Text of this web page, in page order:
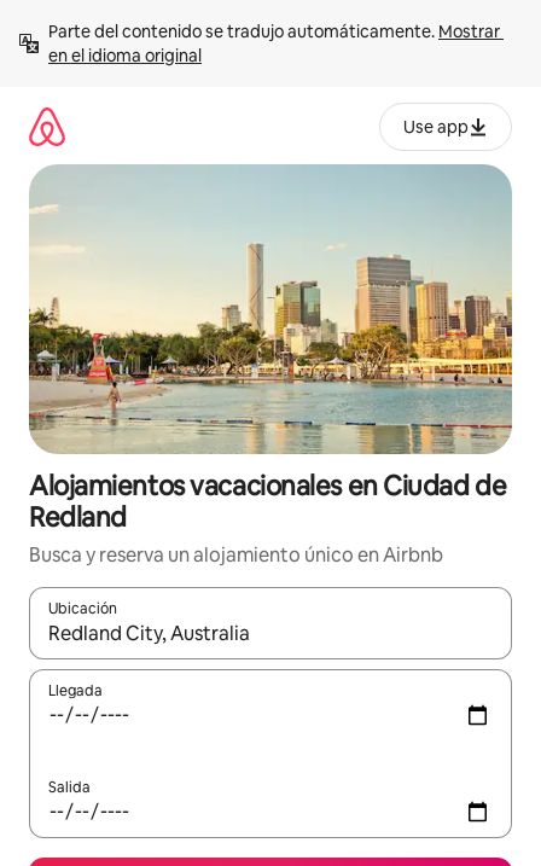
contenido
Parte del contenido se tradujo automáticamente. Mostrar
en el idioma original
Use app
Alojamientos vacacionales en Ciudad de
Redland
Busca y reserva un alojamiento único en Airbnb
Ubicación
Cuando los resultados estén disponibles, podrás navegar
Llegada
Salida